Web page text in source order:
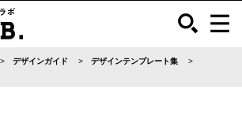
デザインガイド
デザインテンプレート集